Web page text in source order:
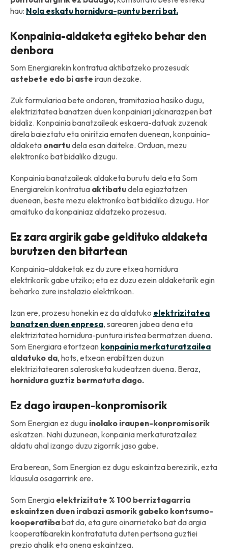
hau: Nola eskatu hornidura-puntu berri bat.
Konpainia-aldaketa egiteko behar den
denbora
Som Energiarekin kontratua aktibatzeko prozesuak
astebete edo bi aste iraun dezake.
Zuk formularioa bete ondoren, tramitazioa hasiko dugu,
elektrizitatea banatzen duen konpainiari jakinarazpen bat
bidaliz. Konpainia banatzaileak eskaera-datuak zuzenak
direla baieztatu eta oniritzia ematen duenean, konpainia-
aldaketa onartudela esan daiteke. Orduan, mezu
elektroniko bat bidaliko dizugu.
Konpainia banatzaileak aldaketa burutu dela eta Som
Energiarekin kontratua aktibatudela egiaztatzen
duenean, beste mezu elektroniko bat bidaliko dizugu. Hor
amaituko da konpainiaz aldatzeko prozesua.
Ez zara argirik gabe geldituko aldaketa
burutzen den bitartean
Konpainia-aldaketak ez du zure etxea hornidura
elektrikorik gabe utziko; eta ez duzu ezein aldaketarik egin
beharko zure instalazio elektrikoan.
Izan ere, prozesu honekin ez da aldatuko elektrizitatea
banatzen duen enpresa, sarearen jabea dena eta
elektrizitatea hornidura-puntura iristea bermatzen duena.
Som Energiara etortzean konpainia merkaturatzailea
aldatuko da, hots, etxean erabiltzen duzun
elektrizitatearen salerosketa kudeatzen duena. Beraz,
hornidura guztiz bermatuta dago.
Ez dago iraupen-konpromisorik
Som Energian ez dugu inolako iraupen-konpromisorik
eskatzen. Nahi duzunean, konpainia merkaturatzailez
aldatu ahal izango duzu zigorrik jaso gabe.
Era berean, Som Energian ez dugu eskaintza berezirik, ezta
klausula osagarririk ere.
Som Energia elektrizitate % 100 berriztagarria
eskaintzen duen irabazi asmorik gabeko kontsumo-
kooperatibabat da, eta gure oinarrietako bat da argia
kooperatibarekin kontratatuta duten pertsona guztiei
prezio ahalik eta onena eskaintzea.